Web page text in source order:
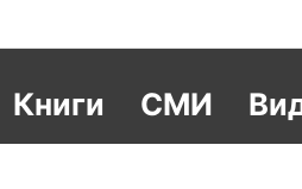
Книги СМИ